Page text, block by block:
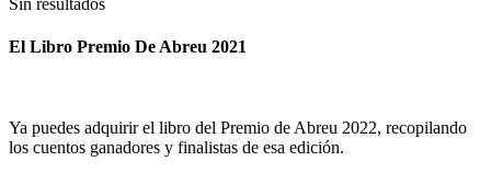
Sin resultados
El Libro Premio De Abreu 2021
Ya puedes adquirir el libro del Premio de Abreu 2022, recopilando
los cuentos ganadores y finalistas de esa edición.